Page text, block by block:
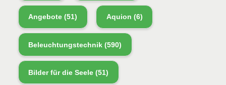
Angebote (51) Aquion (6)
Beleuchtungstechnik (590)
Bilder für die Seele (51)